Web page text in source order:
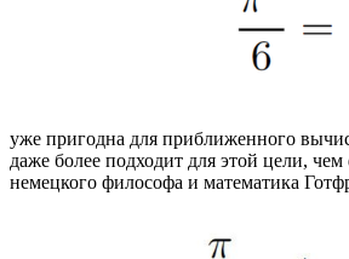
уже пригодна для приближенного
даже более подходит для этой цели,
немецкого философа и математика